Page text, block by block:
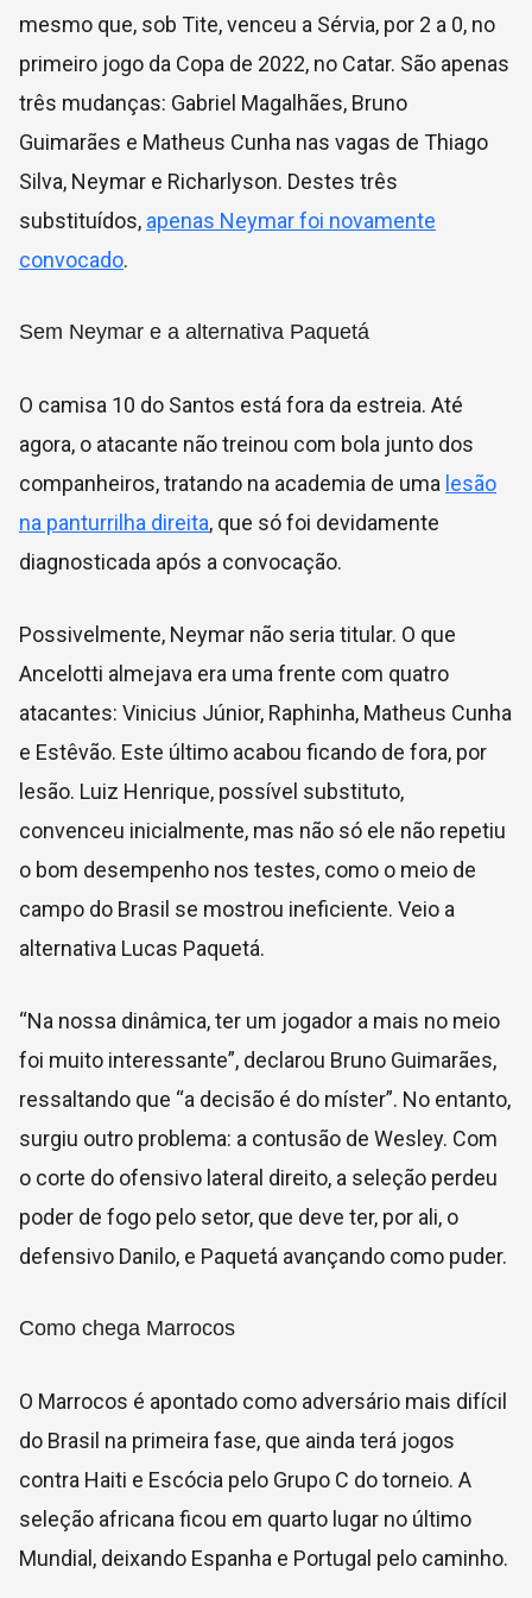
mesmo que, sob Tite, venceu a Sérvia, por 2 a 0, no
primeiro jogo da Copa de 2022, no Catar. São apenas
três mudanças: Gabriel Magalhães, Bruno
Guimarães e Matheus Cunha nas vagas de Thiago
Silva, Neymar e Richarlyson. Destes três
substituídos, apenas Neymar foi novamente
convocado.
Sem Neymar e a alternativa Paquetá
O camisa 10 do Santos está fora da estreia. Até
agora, o atacante não treinou com bola junto dos
companheiros, tratando na academia de uma lesão
na panturrilha direita, que só foi devidamente
diagnosticada após a convocação.
Possivelmente, Neymar não seria titular. O que
Ancelotti almejava era uma frente com quatro
atacantes: Vinicius Júnior, Raphinha, Matheus Cunha
e Estêvão. Este último acabou ficando de fora, por
lesão. Luiz Henrique, possível substituto,
convenceu inicialmente, mas não só ele não repetiu
o bom desempenho nos testes, como o meio de
campo do Brasil se mostrou ineficiente. Veio a
alternativa Lucas Paquetá.
“Na nossa dinâmica, ter um jogador a mais no meio
foi muito interessante”, declarou Bruno Guimarães,
ressaltando que “a decisão é do míster”. No entanto,
surgiu outro problema: a contusão de Wesley. Com
o corte do ofensivo lateral direito, a seleção perdeu
poder de fogo pelo setor, que deve ter, por ali, o
defensivo Danilo, e Paquetá avançando como puder.
Como chega Marrocos
O Marrocos é apontado como adversário mais difícil
do Brasil na primeira fase, que ainda terá jogos
contra Haiti e Escócia pelo Grupo C do torneio. A
seleção africana ficou em quarto lugar no último
Mundial, deixando Espanha e Portugal pelo caminho.